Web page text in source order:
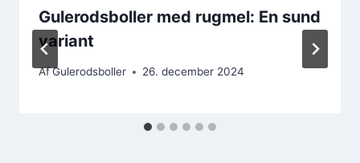
Gulerodsboller med rugmel: En sund
variant
AfGulerodsboller 26. december 2024